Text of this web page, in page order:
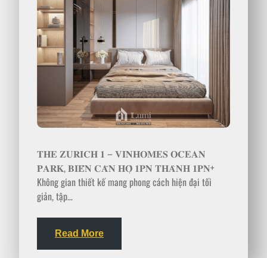
𝐓𝐇𝐄 𝐙𝐔𝐑𝐈𝐂𝐇 𝟏 – 𝐕𝐈𝐍𝐇𝐎𝐌𝐄𝐒 𝐎𝐂𝐄𝐀𝐍
𝐏𝐀𝐑𝐊, 𝐁𝐈𝐄̂́𝐍 𝐂𝐀̆𝐍 𝐇𝐎̣̂ 𝟏𝐏𝐍 𝐓𝐇𝐀̀𝐍𝐇 𝟏𝐏𝐍+
Không gian thiết kế mang phong cách hiện đại tối
giản, tập…
Read More